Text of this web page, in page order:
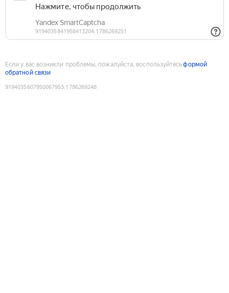
Если у вас возникли проблемы, пожалуйста, воспользуйтесьформой
обратной связи
9194035607950067953:1786269248